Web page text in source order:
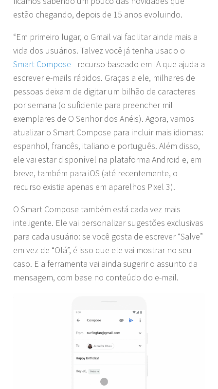
estão chegando, depois de 15 anos evoluindo.
“Em primeiro lugar, o Gmail vai facilitar ainda mais a
vida dos usuários. Talvez você já tenha usado o
Smart Compose– recurso baseado em IA que ajuda a
escrever e-mails rápidos. Graças a ele, milhares de
pessoas deixam de digitar um bilhão de caracteres
por semana (o suficiente para preencher mil
exemplares de O Senhor dos Anéis). Agora, vamos
atualizar o Smart Compose para incluir mais idiomas:
espanhol, francês, italiano e português. Além disso,
ele vai estar disponível na plataforma Android e, em
breve, também para iOS (até recentemente, o
recurso existia apenas em aparelhos Pixel 3).
O Smart Compose também está cada vez mais
inteligente. Ele vai personalizar sugestões exclusivas
para cada usuário: se você gosta de escrever “Salve”
em vez de “Olá”, é isso que ele vai mostrar no seu
caso. E a ferramenta vai ainda sugerir o assunto da
mensagem, com base no conteúdo do e-mail.